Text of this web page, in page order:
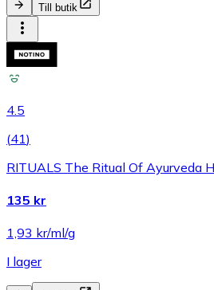
Till butik
4.5
(41)
RITUALS The Ritual Of Ayurveda
135 kr
1,93 kr/ml/g
I lager